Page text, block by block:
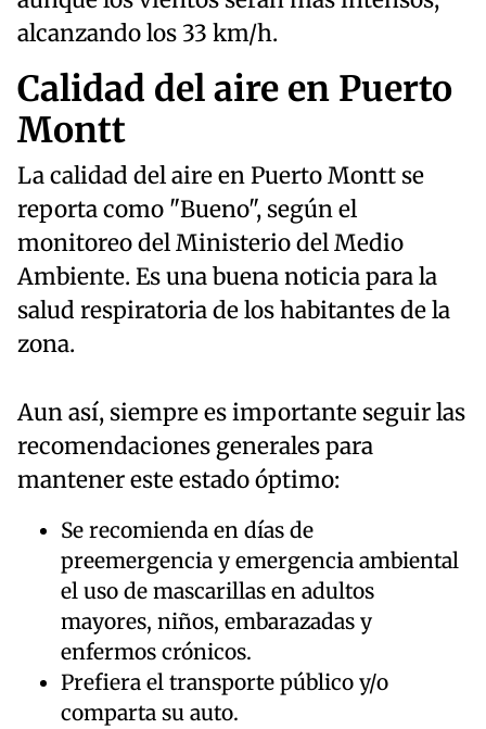
alcanzando los 33 km/h.
Calidad del aire en Puerto
Montt
La calidad del aire en Puerto Montt se
reporta como "Bueno", según el
monitoreo del Ministerio del Medio
Ambiente. Es una buena noticia para la
salud respiratoria de los habitantes de la
zona.
Aun así, siempre es importante seguir las
recomendaciones generales para
mantener este estado óptimo:
Se recomienda en días de
preemergencia y emergencia ambiental
el uso de mascarillas en adultos
mayores, niños, embarazadas y
enfermos crónicos.
Prefiera el transporte público y/o
comparta su auto.